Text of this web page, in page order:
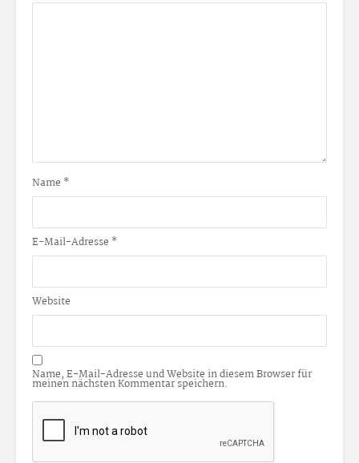
Name *
E-Mail-Adresse *
Website
Name, E-Mail-Adresse und Website in diesem Browser für
meinen nächsten Kommentar speichern.